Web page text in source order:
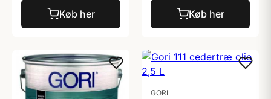
Køb her Køb her
GORI